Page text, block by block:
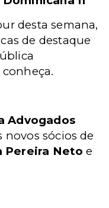
desta semana,
de destaque
conheça.
Advogados
sócios de
Pereira Netoe